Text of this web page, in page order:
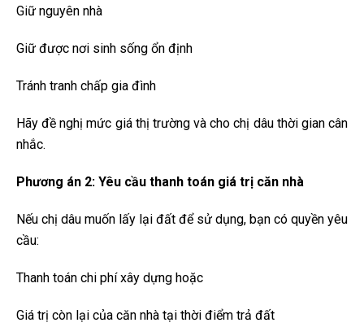
Giữ nguyên nhà
Giữ được nơi sinh sống ổn định
Tránh tranh chấp gia đình
Hãy đề nghị mức giá thị trường và cho chị dâu thời gian cân
nhắc.
Phương án 2: Yêu cầu thanh toán giá trị căn nhà
Nếu chị dâu muốn lấy lại đất để sử dụng, bạn có quyền yêu
cầu:
Thanh toán chi phí xây dựng hoặc
Giá trị còn lại của căn nhà tại thời điểm trả đất